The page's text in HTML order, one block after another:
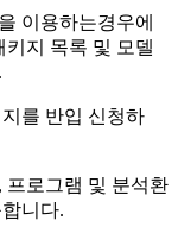
이용하는경우에
지 목록 및 모델
를 반입 신청하
프로그램 및 분석환
니다.